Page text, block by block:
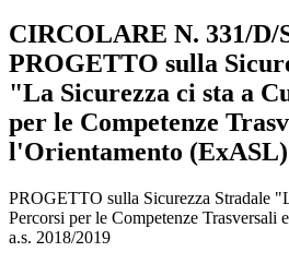
CIRCOLARE N. 331/D/
PROGETTO sulla
"La Sicurezza ci sta a
per le Competenze
l'Orientamento (ExASL)
PROGETTO sulla Sicurezza Stradale
Percorsi per le Competenze
a.s. 2018/2019